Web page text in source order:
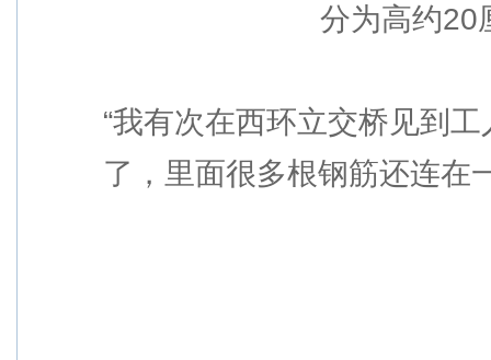
分为高约20
“我有次在西环立交桥见到工
了，里面很多根钢筋还连在